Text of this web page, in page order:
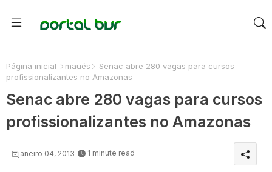
Página inicial maués
Senac abre 280 vagas para cursos
profissionalizantes no Amazonas
Senac abre 280 vagas para cursos
profissionalizantes no Amazonas
janeiro 04, 2013 1 minute read